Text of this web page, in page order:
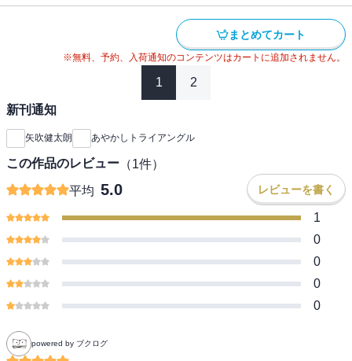
まとめてカート
※無料、予約、入荷通知のコンテンツはカートに追加されません。
1 2
新刊通知
矢吹健太朗 あやかしトライアングル
この作品のレビュー （1件）
平均 5.0 レビューを書く
1
0
0
0
0
powered by ブクログ